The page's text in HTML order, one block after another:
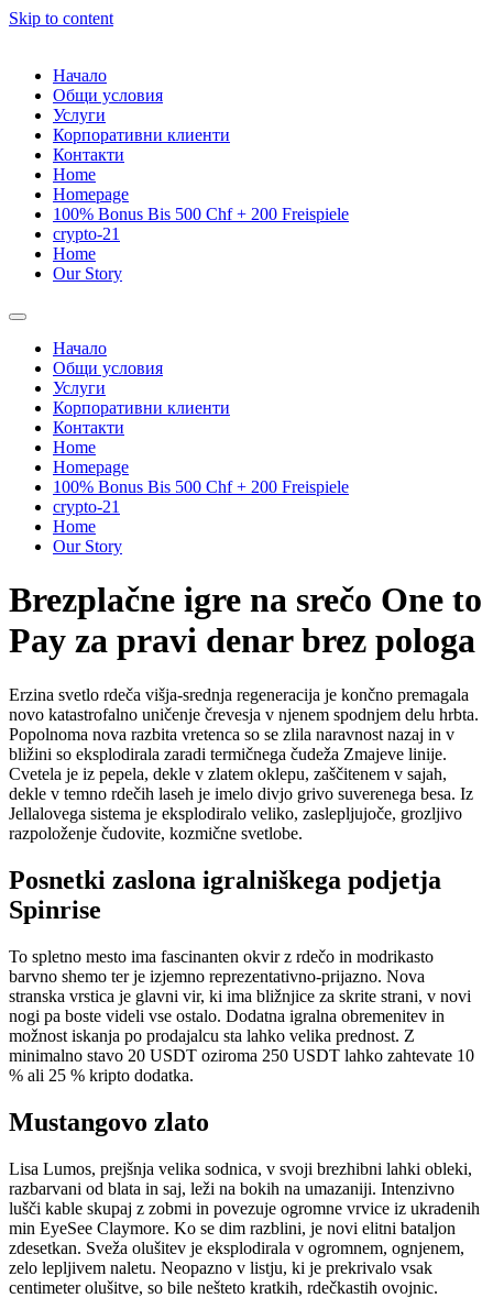
Skip to content
Начало
Общи условия
Услуги
Корпоративни клиенти
Контакти
Home
Homepage
100% Bonus Bis 500 Chf + 200 Freispiele
crypto-21
Home
Our Story
Начало
Общи условия
Услуги
Корпоративни клиенти
Контакти
Home
Homepage
100% Bonus Bis 500 Chf + 200 Freispiele
crypto-21
Home
Our Story
Brezplačne igre na srečo One to
Pay za pravi denar brez pologa
Erzina svetlo rdeča višja-srednja regeneracija je končno premagala
novo katastrofalno uničenje črevesja v njenem spodnjem delu hrbta.
Popolnoma nova razbita vretenca so se zlila naravnost nazaj in v
bližini so eksplodirala zaradi termičnega čudeža Zmajeve linije.
Cvetela je iz pepela, dekle v zlatem oklepu, zaščitenem v sajah,
dekle v temno rdečih laseh je imelo divjo grivo suverenega besa. Iz
Jellalovega sistema je eksplodiralo veliko, zaslepljujoče, grozljivo
razpoloženje čudovite, kozmične svetlobe.
Posnetki zaslona igralniškega podjetja
Spinrise
To spletno mesto ima fascinanten okvir z rdečo in modrikasto
barvno shemo ter je izjemno reprezentativno-prijazno. Nova
stranska vrstica je glavni vir, ki ima bližnjice za skrite strani, v novi
nogi pa boste videli vse ostalo. Dodatna igralna obremenitev in
možnost iskanja po prodajalcu sta lahko velika prednost. Z
minimalno stavo 20 USDT oziroma 250 USDT lahko zahtevate 10
% ali 25 % kripto dodatka.
Mustangovo zlato
Lisa Lumos, prejšnja velika sodnica, v svoji brezhibni lahki obleki,
razbarvani od blata in saj, leži na bokih na umazaniji. Intenzivno
lušči kable skupaj z zobmi in povezuje ogromne vrvice iz ukradenih
min EyeSee Claymore. Ko se dim razblini, je novi elitni bataljon
zdesetkan. Sveža olušitev je eksplodirala v ogromnem, ognjenem,
zelo lepljivem naletu. Neopazno v listju, ki je prekrivalo vsak
centimeter olušitve, so bile nešteto kratkih, rdečkastih ovojnic.